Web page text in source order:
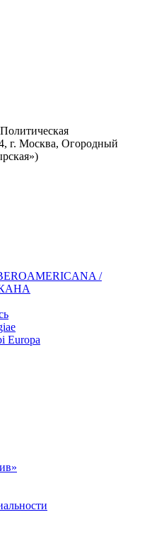
г. Москва, Огородный
/
Europa